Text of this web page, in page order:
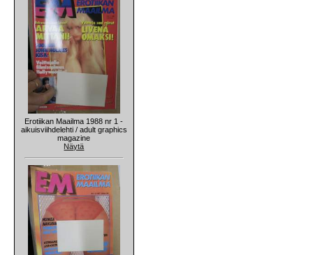
Erotiikan Maailma 1988 nr 1 -
aikuisviihdelehti / adult graphics
magazine
Näytä